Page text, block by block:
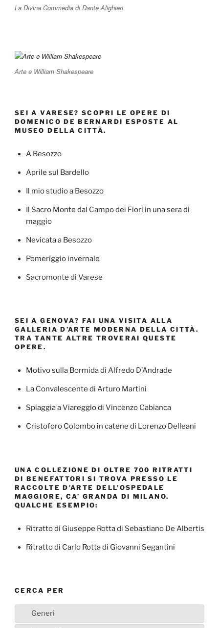
La Divina Commedia di Dante Alighieri
Arte e William Shakespeare
SEI A VARESE? SCOPRI LE OPERE DI
DOMENICO DE BERNARDI ESPOSTE AL
MUSEO DELLA CITTÀ.
A Besozzo
Aprile sul Bardello
Il mio studio a Besozzo
Il Sacro Monte dal Campo dei Fiori in una sera di
maggio
Nevicata a Besozzo
Pomeriggio invernale
Sacromonte di Varese
SEI A GENOVA? FAI UNA VISITA ALLA
GALLERIA D’ARTE MODERNA DELLA CITTÀ.
TRA TANTE ALTRE TROVERAI QUESTE
OPERE.
Motivo sulla Bormida di Alfredo D’Andrade
La Convalescente di Arturo Martini
Spiaggia a Viareggio di Vincenzo Cabianca
Cristoforo Colombo in catene di Lorenzo Delleani
UNA COLLEZIONE DI OLTRE 700 RITRATTI
DI BENEFATTORI SI TROVA PRESSO LE
RACCOLTE D’ARTE DELL’OSPEDALE
MAGGIORE, CA’ GRANDA DI MILANO.
QUALCHE ESEMPIO:
Ritratto di Giuseppe Rotta di Sebastiano De Albertis
Ritratto di Carlo Rotta di Giovanni Segantini
CERCA PER
Generi